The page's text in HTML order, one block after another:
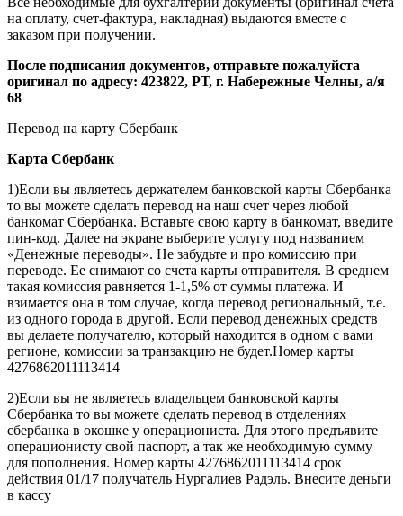
на оплату, счет-фактура, накладная) выдаются вместе с
заказом при получении.
После подписания документов, отправьте пожалуйста
оригинал по адресу: 423822, РТ, г. Набережные Челны, а/я
68
Перевод на карту Сбербанк
Карта Сбербанк
1)Если вы являетесь держателем банковской карты Сбербанка
то вы можете сделать перевод на наш счет через любой
банкомат Сбербанка. Вставьте свою карту в банкомат, введите
пин-код. Далее на экране выберите услугу под названием
«Денежные переводы». Не забудьте и про комиссию при
переводе. Ее снимают со счета карты отправителя. В среднем
такая комиссия равняется 1-1,5% от суммы платежа. И
взимается она в том случае, когда перевод региональный, т.е.
из одного города в другой. Если перевод денежных средств
вы делаете получателю, который находится в одном с вами
регионе, комиссии за транзакцию не будет.Номер карты
4276862011113414
2)Если вы не являетесь владельцем банковской карты
Сбербанка то вы можете сделать перевод в отделениях
сбербанка в окошке у операциониста. Для этого предъявите
операционисту свой паспорт, а так же необходимую сумму
для пополнения. Номер карты 4276862011113414 срок
действия 01/17 получатель Нургалиев Радэль. Внесите деньги
в кассу